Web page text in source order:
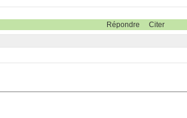
Répondre Citer